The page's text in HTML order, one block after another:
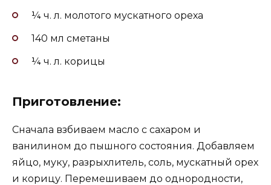
¼ ч. л. молотого мускатного ореха
140 мл сметаны
¼ ч. л. корицы
Приготовление:
Сначала взбиваем масло с сахаром и
ванилином до пышного состояния. Добавляем
яйцо, муку, разрыхлитель, соль, мускатный орех
и корицу. Перемешиваем до однородности,